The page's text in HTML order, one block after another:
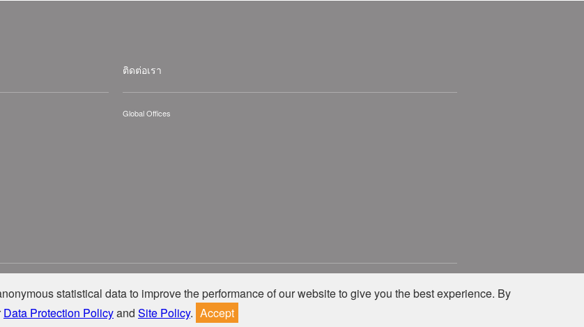
ติดต่อเรา
Global Offices
statistical data to improve the performance of our website to give you the best experience. By
Data Protection Policyand Site Policy. Accept